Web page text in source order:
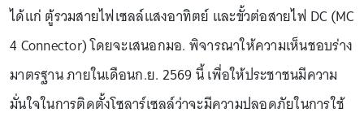
ได้แก่ ตู้รวมสายไฟเซลล์แสงอาทิตย์ และขั้วต่อสายไฟ DC (MC
4 Connector) โดยจะเสนอกมอ. พิจารณาให้ความเห็นชอบร่าง
มาตรฐาน ภายในเดือนก.ย. 2569 นี้ เพื่อให้ประชาชนมีความ
มั่นใจในการติดตั้งโซลาร์เซลล์ว่าจะมีความปลอดภัยในการใช้